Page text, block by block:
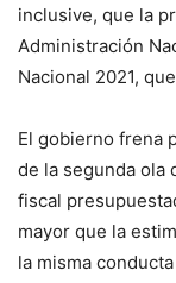
inclusive, que la
Administración
Nacional 2021,
El gobierno frena
de la segunda ola
fiscal
mayor que la
la misma